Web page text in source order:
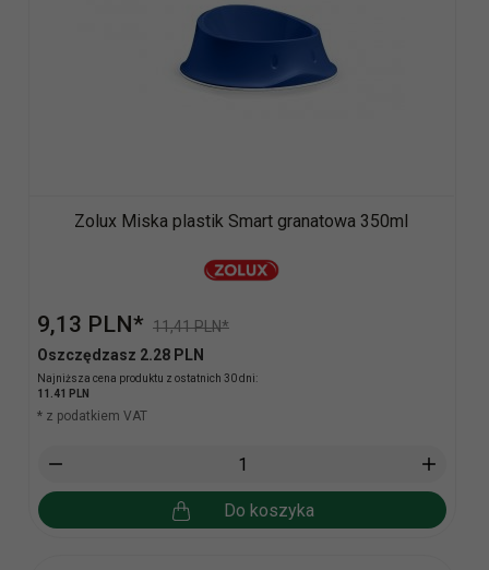
Zolux Miska plastik Smart granatowa 350ml
9,13 PLN* 11,41 PLN*
Oszczędzasz 2.28 PLN
Najniższa cena produktu z ostatnich 30 dni:
11.41 PLN
* z podatkiem VAT
Do koszyka